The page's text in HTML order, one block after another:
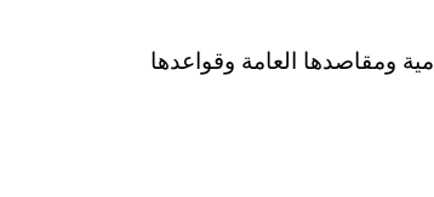
ومقاصدها العامة وقواعدها